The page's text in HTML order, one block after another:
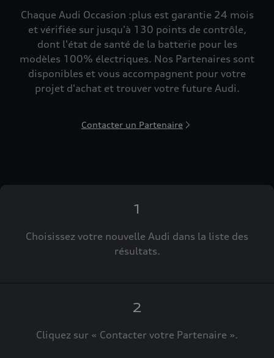
Chaque Audi Occasion :plus est garantie 24 mois
et vérifiée sur jusqu'à 130 points de contrôle,
dont l'état de santé de la batterie pour les
modèles 100% électriques. Nos Partenaires sont
disponibles et vous accompagnent pour votre
projet d'achat et trouver votre future Audi.
Contacter un Partenaire
1
Choisissez votre nouvelle Audi dans la liste des
résultats.
2
Cliquez sur « Contacter votre Partenaire ».